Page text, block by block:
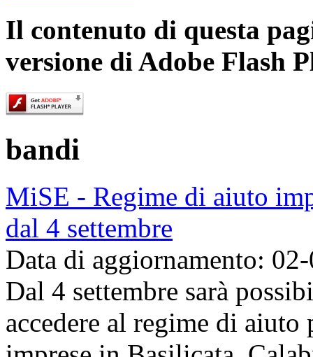
Il contenuto di questa
versione di Adobe Flash
bandi
MiSE - Regime di aiuto
dal 4 settembre
Data di aggiornamento:
Dal 4 settembre sarà
accedere al regime di